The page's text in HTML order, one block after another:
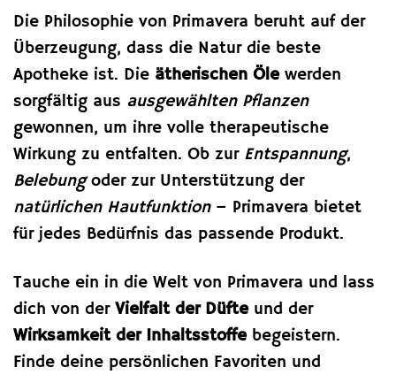
Die Philosophie von Primavera beruht auf der
Überzeugung, dass die Natur die beste
Apotheke ist. Die ätherischen Ölewerden
sorgfältig aus ausgewählten Pflanzen
gewonnen, um ihre volle therapeutische
Wirkung zu entfalten. Ob zur Entspannung,
Belebungoder zur Unterstützung der
natürlichen Hautfunktion– Primavera bietet
für jedes Bedürfnis das passende Produkt.
Tauche ein in die Welt von Primavera und lass
dich von der Vielfalt der Düfteund der
Wirksamkeit der Inhaltsstoffebegeistern.
Finde deine persönlichen Favoriten und